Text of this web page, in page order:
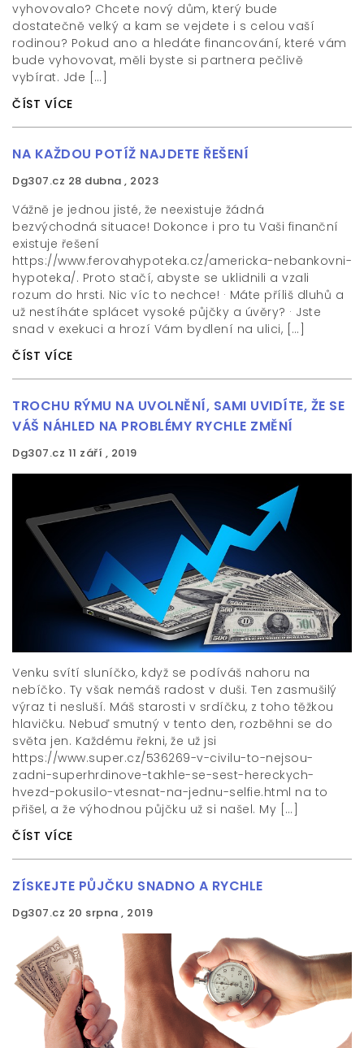
vyhovovalo? Chcete nový dům, který bude
dostatečně velký a kam se vejdete i s celou vaší
rodinou? Pokud ano a hledáte financování, které vám
bude vyhovovat, měli byste si partnera pečlivě
vybírat. Jde […]
ČÍST VÍCE
NA KAŽDOU POTÍŽ NAJDETE ŘEŠENÍ
Dg307.cz 28 dubna , 2023
Vážně je jednou jisté, že neexistuje žádná
bezvýchodná situace! Dokonce i pro tu Vaši finanční
existuje řešení
https://www.ferovahypoteka.cz/americka-nebankovni-
hypoteka/. Proto stačí, abyste se uklidnili a vzali
rozum do hrsti. Nic víc to nechce! · Máte příliš dluhů a
už nestíháte splácet vysoké půjčky a úvěry? · Jste
snad v exekuci a hrozí Vám bydlení na ulici, […]
ČÍST VÍCE
TROCHU RÝMU NA UVOLNĚNÍ, SAMI UVIDÍTE, ŽE SE
VÁŠ NÁHLED NA PROBLÉMY RYCHLE ZMĚNÍ
Dg307.cz 11 září , 2019
Venku svítí sluníčko, když se podíváš nahoru na
nebíčko. Ty však nemáš radost v duši. Ten zasmušilý
výraz ti nesluší. Máš starosti v srdíčku, z toho těžkou
hlavičku. Nebuď smutný v tento den, rozběhni se do
světa jen. Každému řekni, že už jsi
https://www.super.cz/536269-v-civilu-to-nejsou-
zadni-superhrdinove-takhle-se-sest-hereckych-
hvezd-pokusilo-vtesnat-na-jednu-selfie.html na to
přišel, a že výhodnou půjčku už si našel. My […]
ČÍST VÍCE
ZÍSKEJTE PŮJČKU SNADNO A RYCHLE
Dg307.cz 20 srpna , 2019